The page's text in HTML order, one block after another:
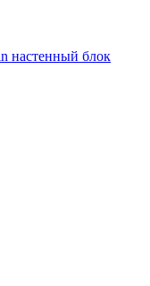
настенный блок